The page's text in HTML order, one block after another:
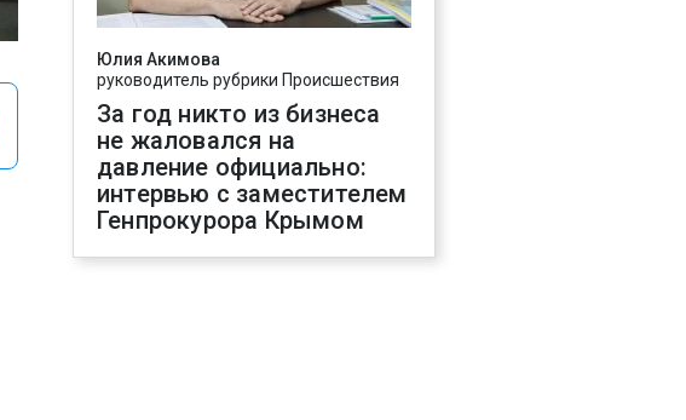
Юлия Акимова
руководитель рубрики Происшествия
За год никто из бизнеса
не жаловался на
давление официально:
интервью с заместителем
Генпрокурора Крымом